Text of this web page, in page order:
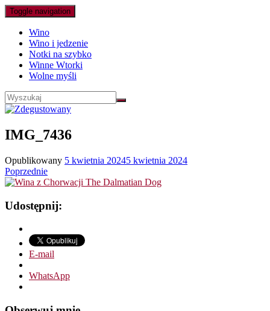
Toggle navigation
Wino
Wino i jedzenie
Notki na szybko
Winne Wtorki
Wolne myśli
IMG_7436
Opublikowany 5 kwietnia 20245 kwietnia 2024
Poprzednie
Udostępnij:
E-mail
WhatsApp